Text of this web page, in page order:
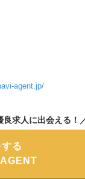
agent.jp/
良求人に出会える！
る